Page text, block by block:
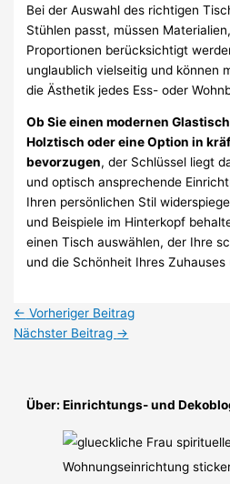
Bei der Auswahl des richtigen
Stühlen passt, müssen
Proportionen berücksichtigt
unglaublich vielseitig und können
die Ästhetik jedes Ess- oder
Ob Sie einen modernen
Holztisch oder eine Option in
bevorzugen, der Schlüssel liegt
und optisch ansprechende
Ihren persönlichen Stil
und Beispiele im Hinterkopf
einen Tisch auswählen, der Ihre
und die Schönheit Ihres
← Vorheriger Beitrag
Nächster Beitrag →
Über: Einrichtungs- und